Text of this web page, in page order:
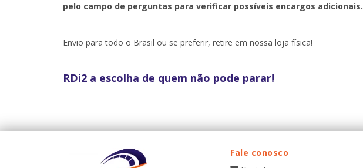
pelo campo de perguntas para verificar possíveis encargos adicionais.
Envio para todo o Brasil ou se preferir, retire em nossa loja física!
RDi2 a escolha de quem não pode parar!
Fale conosco